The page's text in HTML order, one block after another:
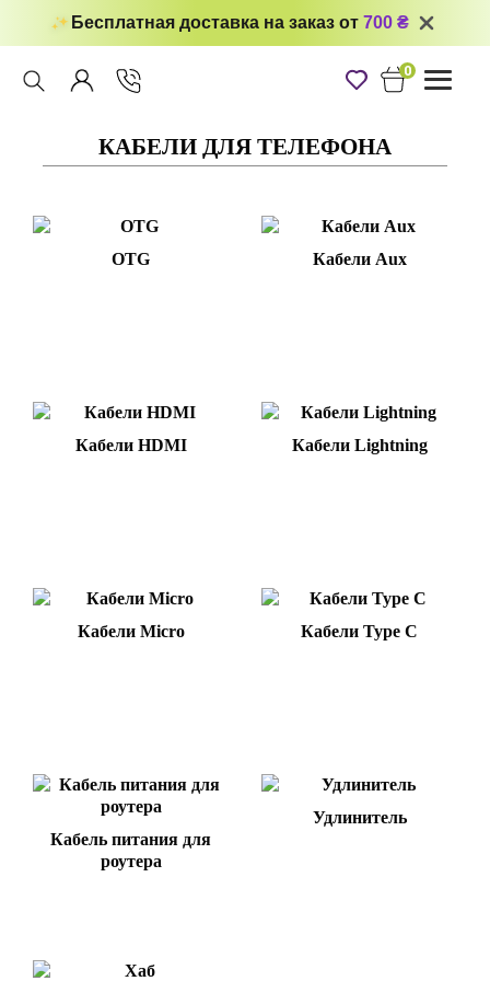
Бесплатная доставка на заказ от 700 ₴
0
Toggle
КАБЕЛИ ДЛЯ ТЕЛЕФОНА
OTG Кабели Aux
Кабели HDMI Кабели Lightning
Кабели Micro Кабели Type C
Кабель питания для
роутера
Удлинитель